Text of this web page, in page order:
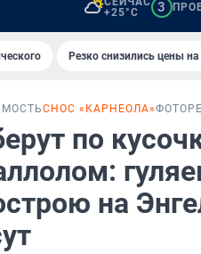
+25°C
3
Резко снизились цены на
СНОС «КАРНЕОЛА»
по
на